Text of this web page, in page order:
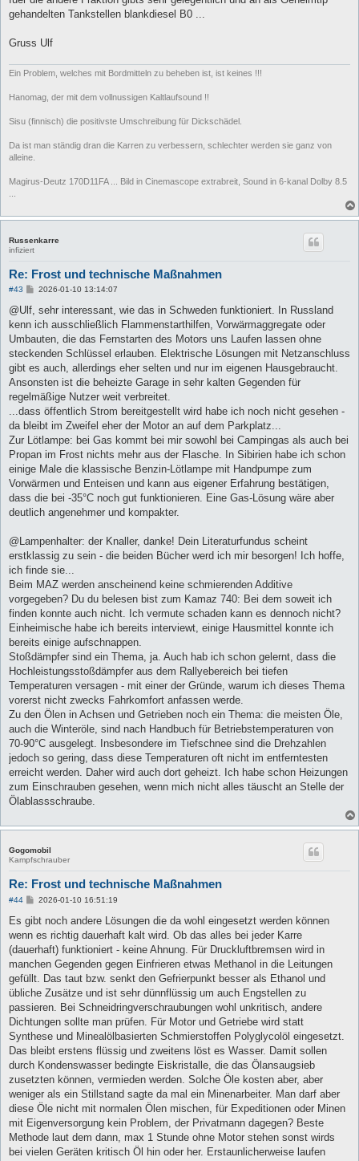
gehandelten Tankstellen blankdiesel B0 ...
Gruss Ulf
Ein Problem, welches mit Bordmitteln zu beheben ist, ist keines !!!
Hanomag, der mit dem vollnussigen Kaltlaufsound !!
Sisu (finnisch) die positivste Umschreibung für Dickschädel.
Da ist man ständig dran die Karren zu verbessern, schlechter werden sie ganz von
alleine.
Magirus-Deutz 170D11FA ... Bild in Cinemascope extrabreit, Sound in 6-kanal Dolby 8.5
Russenkarre
infiziert
Re: Frost und technische Maßnahmen
#43
B
r
a
2026-01-10 13:14:07
@Ulf, sehr interessant, wie das in Schweden funktioniert. In Russland
kenn ich ausschließlich Flammenstarthilfen, Vorwärmaggregate oder
Umbauten, die das Fernstarten des Motors uns Laufen lassen ohne
steckenden Schlüssel erlauben. Elektrische Lösungen mit Netzanschluss
gibt es auch, allerdings eher selten und nur im eigenen Hausgebraucht.
Ansonsten ist die beheizte Garage in sehr kalten Gegenden für
regelmäßige Nutzer weit verbreitet.
...dass öffentlich Strom bereitgestellt wird habe ich noch nicht gesehen -
da bleibt im Zweifel eher der Motor an auf dem Parkplatz...
Zur Lötlampe: bei Gas kommt bei mir sowohl bei Campingas als auch bei
Propan im Frost nichts mehr aus der Flasche. In Sibirien habe ich schon
einige Male die klassische Benzin-Lötlampe mit Handpumpe zum
Vorwärmen und Enteisen und kann aus eigener Erfahrung bestätigen,
dass die bei -35°C noch gut funktionieren. Eine Gas-Lösung wäre aber
deutlich angenehmer und kompakter.
@Lampenhalter: der Knaller, danke! Dein Literaturfundus scheint
erstklassig zu sein - die beiden Bücher werd ich mir besorgen! Ich hoffe,
ich finde sie...
Beim MAZ werden anscheinend keine schmierenden Additive
vorgegeben? Du du belesen bist zum Kamaz 740: Bei dem soweit ich
finden konnte auch nicht. Ich vermute schaden kann es dennoch nicht?
Einheimische habe ich bereits interviewt, einige Hausmittel konnte ich
bereits einige aufschnappen.
Stoßdämpfer sind ein Thema, ja. Auch hab ich schon gelernt, dass die
Hochleistungsstoßdämpfer aus dem Rallyebereich bei tiefen
Temperaturen versagen - mit einer der Gründe, warum ich dieses Thema
vorerst nicht zwecks Fahrkomfort anfassen werde.
Zu den Ölen in Achsen und Getrieben noch ein Thema: die meisten Öle,
auch die Winteröle, sind nach Handbuch für Betriebstemperaturen von
70-90°C ausgelegt. Insbesondere im Tiefschnee sind die Drehzahlen
jedoch so gering, dass diese Temperaturen oft nicht im entferntesten
erreicht werden. Daher wird auch dort geheizt. Ich habe schon Heizungen
zum Einschrauben gesehen, wenn mich nicht alles täuscht an Stelle der
Ölablassschraube.
Gogomobil
Kampfschrauber
Re: Frost und technische Maßnahmen
#44
B
i
r
a
2026-01-10 16:51:19
Es gibt noch andere Lösungen die da wohl eingesetzt werden können
wenn es richtig dauerhaft kalt wird. Ob das alles bei jeder Karre
(dauerhaft) funktioniert - keine Ahnung. Für Druckluftbremsen wird in
manchen Gegenden gegen Einfrieren etwas Methanol in die Leitungen
gefüllt. Das taut bzw. senkt den Gefrierpunkt besser als Ethanol und
übliche Zusätze und ist sehr dünnflüssig um auch Engstellen zu
passieren. Bei Schneidringverschraubungen wohl unkritisch, andere
Dichtungen sollte man prüfen. Für Motor und Getriebe wird statt
Synthese und Minealölbasierten Schmierstoffen Polyglycolöl eingesetzt.
Das bleibt erstens flüssig und zweitens löst es Wasser. Damit sollen
durch Kondenswasser bedingte Eiskristalle, die das Ölansaugsieb
zusetzten können, vermieden werden. Solche Öle kosten aber, aber
weniger als ein Stillstand sagte da mal ein Minenarbeiter. Man darf aber
diese Öle nicht mit normalen Ölen mischen, für Expeditionen oder Minen
mit Eigenversorgung kein Problem, der Privatmann dagegen? Beste
Methode laut dem dann, max 1 Stunde ohne Motor stehen sonst wirds
bei vielen Geräten kritisch Öl hin oder her. Erstaunlicherweise laufen